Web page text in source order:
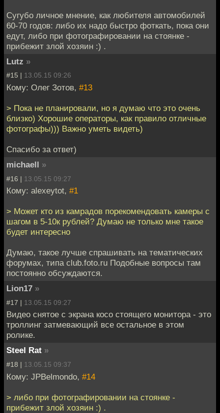
Сугубо личное мнение, как любителя автомобилей
60-70 годов: либо их надо быстро фоткать, пока они
едут, либо при фотографировании на стоянке -
прибежит злой хозяин :) .
Lutz »
#15 | 13.05.15 09:26
Кому: Олег Зотов, #13
> Пока не планировали, но я думаю что это очень
близко) Хорошие операторы, как правило отличные
фотографы))) Важно уметь видеть)
Спасибо за ответ)
michaell »
#16 | 13.05.15 09:27
Кому: alexeytot, #1
> Может кто из камрадов порекомендовать камеры с
шагом в 5-10к рублей? Думаю не только мне такое
будет интересно
Думаю, такое лучше спрашивать на тематических
форумах, типа club.foto.ru Подобные вопросы там
постоянно обсуждаются.
Lion17 »
#17 | 13.05.15 09:27
Видео снятое с экрана косо стоящего монитора - это
троллинг затмевающий все остальное в этом
ролике.
Steel Rat »
#18 | 13.05.15 09:37
Кому: JPBelmondo, #14
> либо при фотографировании на стоянке -
прибежит злой хозяин :) .